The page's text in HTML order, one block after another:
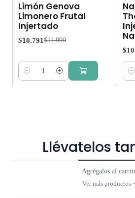
Limón Genova
Limonero Frutal
Injertado
$10.791 $11.990
Cantidad
Llévatelos
Agrégalos al
Ver más productos